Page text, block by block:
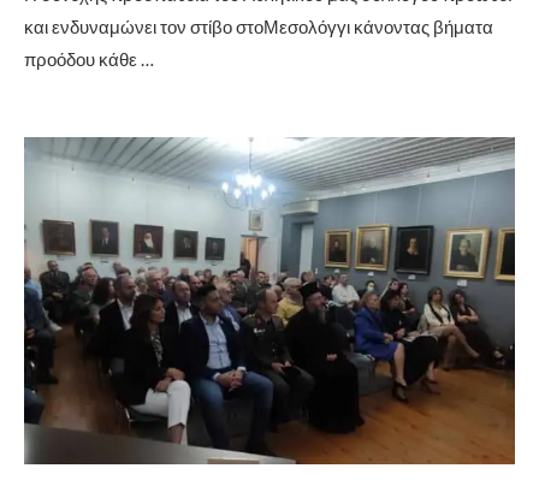
και ενδυναμώνει τον στίβο στοΜεσολόγγι κάνοντας βήματα
προόδου κάθε …